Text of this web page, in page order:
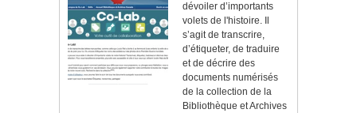
dévoiler d’importants
volets de l'histoire. Il
s’agit de transcrire,
d’étiqueter, de traduire
et de décrire des
documents numérisés
de la collection de la
Bibliothèque et Archives